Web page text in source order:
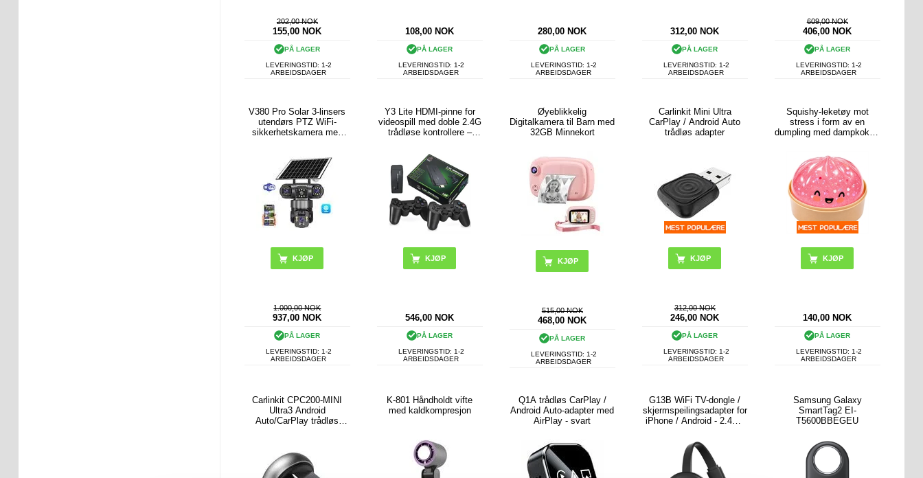
202,00 NOK
155,00 NOK
PÅ LAGER
LEVERINGSTID: 1-2
ARBEIDSDAGER
108,00 NOK
PÅ LAGER
LEVERINGSTID: 1-2
ARBEIDSDAGER
280,00 NOK
PÅ LAGER
LEVERINGSTID: 1-2
ARBEIDSDAGER
312,00 NOK
PÅ LAGER
LEVERINGSTID: 1-2
ARBEIDSDAGER
609,00 NOK
406,00 NOK
PÅ LAGER
LEVERINGSTID: 1-2
ARBEIDSDAGER
V380 Pro Solar 3-linsers
utendørs PTZ WiFi-
sikkerhetskamera med
1.000,00 NOK
937,00 NOK
PÅ LAGER
LEVERINGSTID: 1-2
ARBEIDSDAGER
Y3 Lite HDMI-pinne for
videospill med doble 2.4G
trådløse kontrollere –
546,00 NOK
PÅ LAGER
LEVERINGSTID: 1-2
ARBEIDSDAGER
Øyeblikkelig
Digitalkamera til Barn med
32GB Minnekort
KJØP
515,00 NOK
468,00 NOK
PÅ LAGER
LEVERINGSTID: 1-2
ARBEIDSDAGER
Carlinkit Mini Ultra
CarPlay / Android Auto
trådløs adapter
312,00 NOK
246,00 NOK
PÅ LAGER
LEVERINGSTID: 1-2
ARBEIDSDAGER
Squishy-leketøy mot
stress i form av en
dumpling med dampkoker-
KJØP
140,00 NOK
PÅ LAGER
LEVERINGSTID: 1-2
ARBEIDSDAGER
Carlinkit CPC200-MINI
Ultra3 Android
Auto/CarPlay trådløs
K-801 Håndholdt vifte
med kaldkompresjon
Q1A trådløs CarPlay /
Android Auto-adapter med
AirPlay - svart
G13B WiFi TV-dongle /
skjermspeilingsadapter for
iPhone / Android - 2.4G -
Samsung Galaxy
SmartTag2 EI-
T5600BBEGEU